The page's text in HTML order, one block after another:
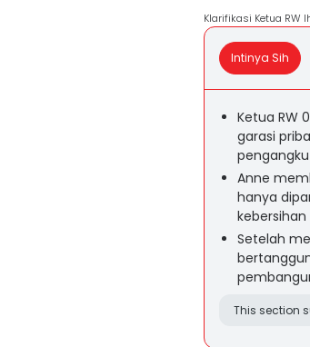
Klarifikasi Ketua RW
Intinya Sih
Ketua RW
garasi
Anne
hanya
Setelah
This section